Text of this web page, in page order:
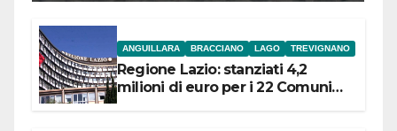
ANGUILLARA BRACCIANO LAGO TREVIGNANO
Regione Lazio: stanziati 4,2
milioni di euro per i 22 Comuni